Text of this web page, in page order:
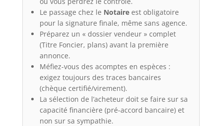
Le passage chez le Notaireest obligatoire
pour la signature finale, même sans agence.
Préparez un « dossier vendeur » complet
(Titre Foncier, plans) avant la première
annonce.
Méfiez-vous des acomptes en espèces :
exigez toujours des traces bancaires
(chèque certifié/virement).
La sélection de l’acheteur doit se faire sur sa
capacité financière (pré-accord bancaire) et
non sur sa sympathie.